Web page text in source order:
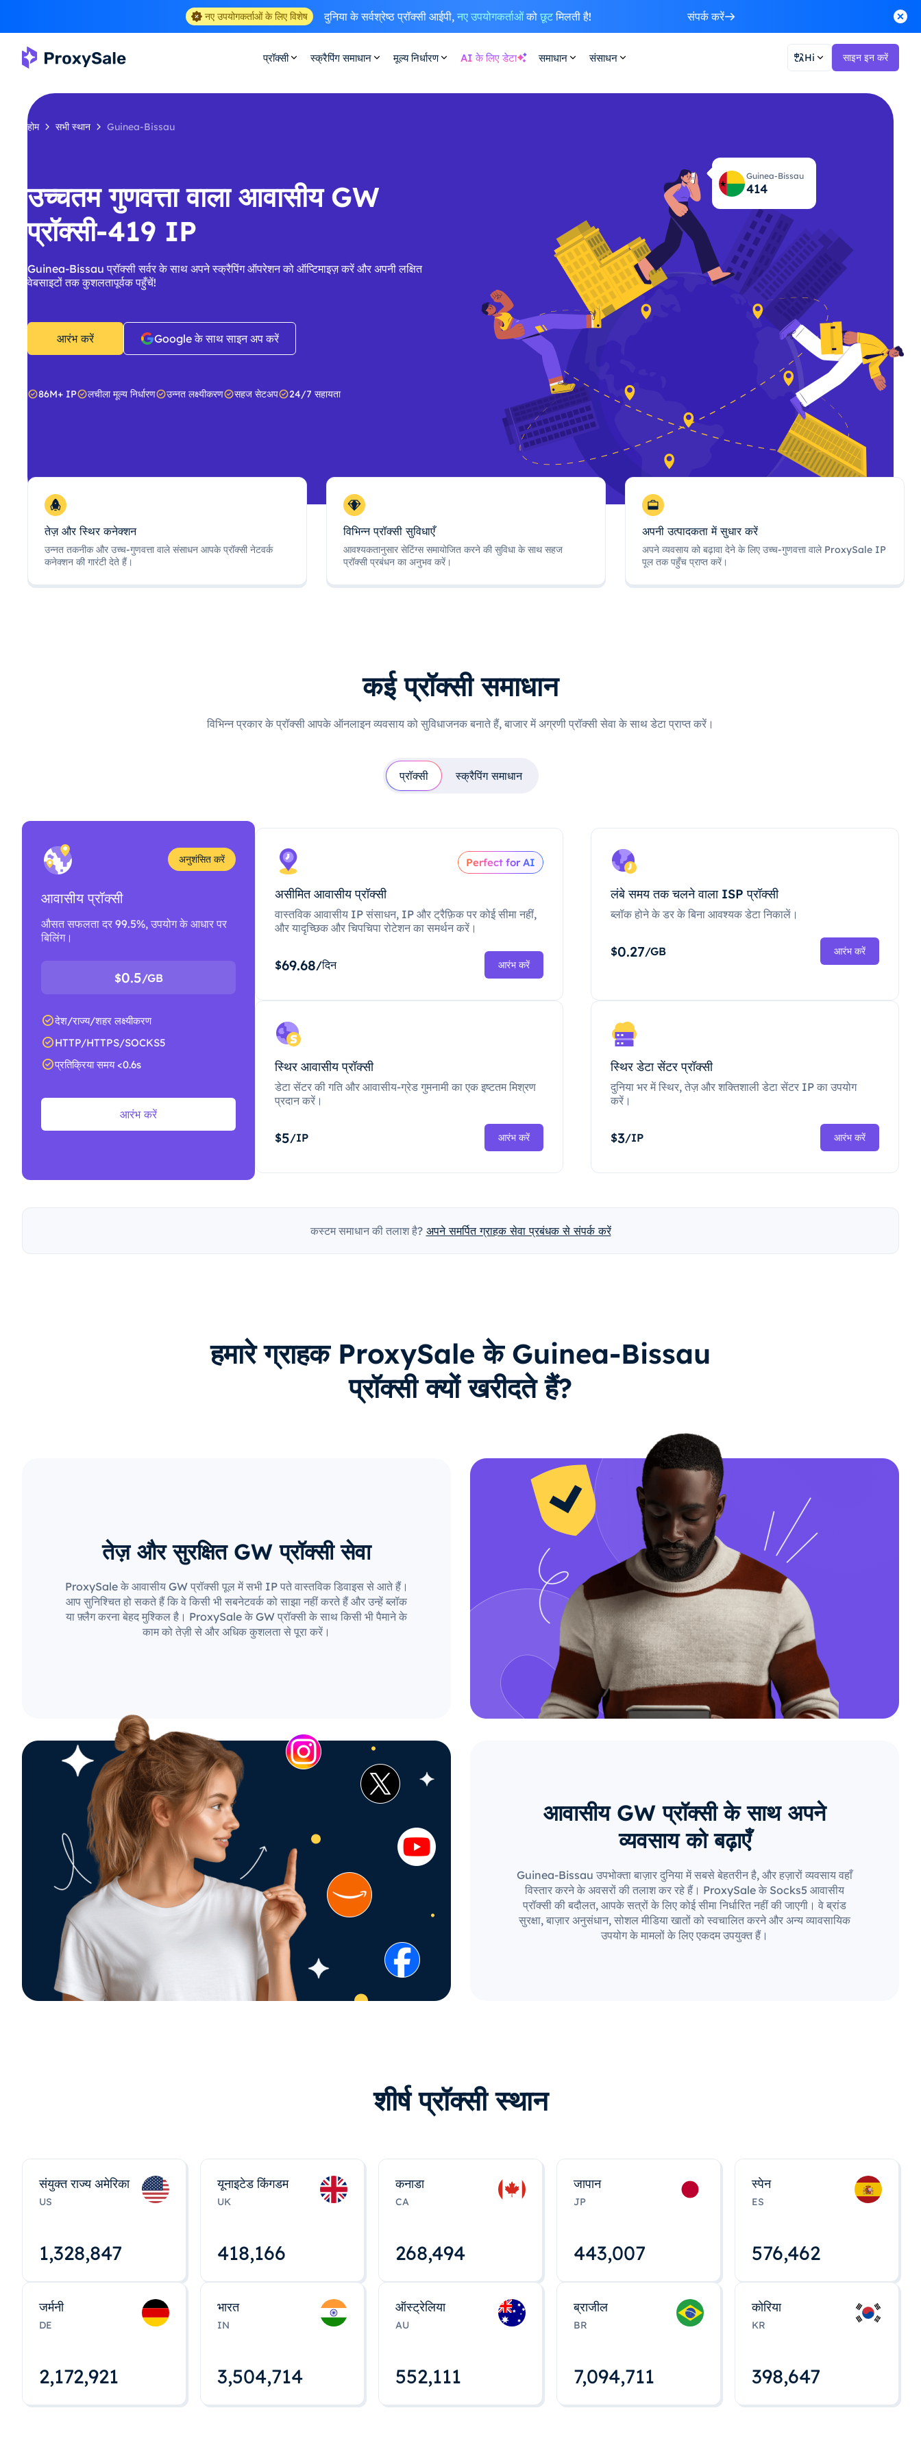
नए उपयोगकर्ताओं के लिए विशेष दुनिया के सर्वश्रेष्ठ प्रॉक्सी आईपी, नए उपयोगकर्ताओंको छूटमिलती है! संपर्क करें
प्रॉक्सी स्क्रैपिंग समाधान मूल्य निर्धारण AI के लिए डेटा समाधान संसाधन Hi साइन इन करें
होम सभी स्थान Guinea-Bissau
उच्चतम गुणवत्ता वाला आवासीय GW
प्रॉक्सी-419 IP
Guinea-Bissau प्रॉक्सी सर्वर के साथ अपने स्क्रैपिंग ऑपरेशन को ऑप्टिमाइज़ करें और अपनी लक्षित
वेबसाइटों तक कुशलतापूर्वक पहुँचें!
आरंभ करें Google के साथ साइन अप करें
86M+ IP लचीला मूल्य निर्धारण उन्नत लक्ष्यीकरण सहज सेटअप 24/7 सहायता
Guinea-Bissau
419
तेज़ और स्थिर कनेक्शन
उन्नत तकनीक और उच्च-गुणवत्ता वाले संसाधन आपके प्रॉक्सी नेटवर्क
कनेक्शन की गारंटी देते हैं।
विभिन्न प्रॉक्सी सुविधाएँ
आवश्यकतानुसार सेटिंग्स समायोजित करने की सुविधा के साथ सहज
प्रॉक्सी प्रबंधन का अनुभव करें।
अपनी उत्पादकता में सुधार करें
अपने व्यवसाय को बढ़ावा देने के लिए उच्च-गुणवत्ता वाले ProxySale IP
पूल तक पहुँच प्राप्त करें।
कई प्रॉक्सी समाधान
विभिन्न प्रकार के प्रॉक्सी आपके ऑनलाइन व्यवसाय को सुविधाजनक बनाते हैं, बाजार में अग्रणी प्रॉक्सी सेवा के साथ डेटा प्राप्त करें।
प्रॉक्सी स्क्रैपिंग समाधान
अनुशंसित करें
आवासीय प्रॉक्सी
औसत सफलता दर 99.5%, उपयोग के आधार पर
बिलिंग।
$0.5/GB
देश/राज्य/शहर लक्ष्यीकरण
HTTP/HTTPS/SOCKS5
प्रतिक्रिया समय <0.6s
आरंभ करें
Perfect for AI
असीमित आवासीय प्रॉक्सी
वास्तविक आवासीय IP संसाधन, IP और ट्रैफ़िक पर कोई सीमा नहीं,
और यादृच्छिक और चिपचिपा रोटेशन का समर्थन करें।
$69.68/दिन आरंभ करें
लंबे समय तक चलने वाला ISP प्रॉक्सी
ब्लॉक होने के डर के बिना आवश्यक डेटा निकालें।
$0.27/GB आरंभ करें
स्थिर आवासीय प्रॉक्सी
डेटा सेंटर की गति और आवासीय-ग्रेड गुमनामी का एक इष्टतम मिश्रण
प्रदान करें।
$5/IP आरंभ करें
स्थिर डेटा सेंटर प्रॉक्सी
दुनिया भर में स्थिर, तेज़ और शक्तिशाली डेटा सेंटर IP का उपयोग
करें।
$3/IP आरंभ करें
कस्टम समाधान की तलाश है? अपने समर्पित ग्राहक सेवा प्रबंधक से संपर्क करें
हमारे ग्राहक ProxySale के Guinea-Bissau
प्रॉक्सी क्यों खरीदते हैं?
तेज़ और सुरक्षित GW प्रॉक्सी सेवा
ProxySale के आवासीय GW प्रॉक्सी पूल में सभी IP पते वास्तविक डिवाइस से आते हैं।
आप सुनिश्चित हो सकते हैं कि वे किसी भी सबनेटवर्क को साझा नहीं करते हैं और उन्हें ब्लॉक
या फ़्लैग करना बेहद मुश्किल है। ProxySale के GW प्रॉक्सी के साथ किसी भी पैमाने के
काम को तेज़ी से और अधिक कुशलता से पूरा करें।
आवासीय GW प्रॉक्सी के साथ अपने
व्यवसाय को बढ़ाएँ
Guinea-Bissau उपभोक्ता बाज़ार दुनिया में सबसे बेहतरीन है, और हज़ारों व्यवसाय वहाँ
विस्तार करने के अवसरों की तलाश कर रहे हैं। ProxySale के Socks5 आवासीय
प्रॉक्सी की बदौलत, आपके सत्रों के लिए कोई सीमा निर्धारित नहीं की जाएगी। वे ब्रांड
सुरक्षा, बाज़ार अनुसंधान, सोशल मीडिया खातों को स्वचालित करने और अन्य व्यावसायिक
उपयोग के मामलों के लिए एकदम उपयुक्त हैं।
शीर्ष प्रॉक्सी स्थान
संयुक्त राज्य अमेरिका
US
1,328,848
यूनाइटेड किंगडम
UK
418,167
कनाडा
CA
268,495
जापान
JP
443,008
स्पेन
ES
576,463
जर्मनी
DE
2,172,922
भारत
IN
3,504,715
ऑस्ट्रेलिया
AU
552,112
ब्राजील
BR
7,094,712
कोरिया
KR
398,648